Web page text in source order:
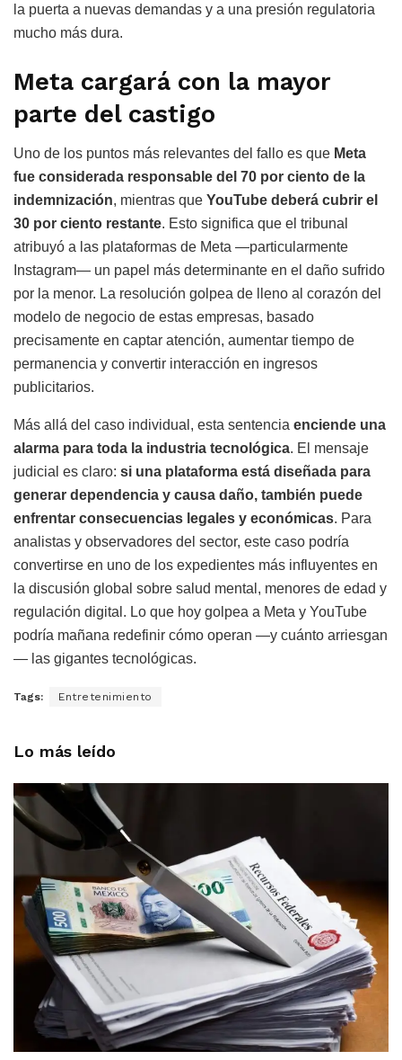
la puerta a nuevas demandas y a una presión regulatoria
mucho más dura.
Meta cargará con la mayor
parte del castigo
Uno de los puntos más relevantes del fallo es que Meta
fue considerada responsable del 70 por ciento de la
indemnización, mientras que YouTube deberá cubrir el
30 por ciento restante. Esto significa que el tribunal
atribuyó a las plataformas de Meta —particularmente
Instagram— un papel más determinante en el daño sufrido
por la menor. La resolución golpea de lleno al corazón del
modelo de negocio de estas empresas, basado
precisamente en captar atención, aumentar tiempo de
permanencia y convertir interacción en ingresos
publicitarios.
Más allá del caso individual, esta sentencia enciende una
alarma para toda la industria tecnológica. El mensaje
judicial es claro: si una plataforma está diseñada para
generar dependencia y causa daño, también puede
enfrentar consecuencias legales y económicas. Para
analistas y observadores del sector, este caso podría
convertirse en uno de los expedientes más influyentes en
la discusión global sobre salud mental, menores de edad y
regulación digital. Lo que hoy golpea a Meta y YouTube
podría mañana redefinir cómo operan —y cuánto arriesgan
— las gigantes tecnológicas.
Tags: Entretenimiento
Lo más leído